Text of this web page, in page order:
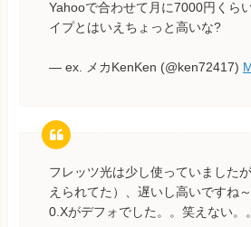
Yahooで合わせて月に7000円くら
イプとはいえちょっと高いな?
— ex. メカKenKen (@ken72417)
フレッツ光は少し使っていました
えられてた）、遅いし高いですね～
0.Xがデフォでした。。笑えない。。